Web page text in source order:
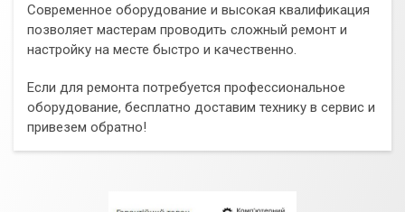
Современное оборудование и высокая квалификация
позволяет мастерам проводить сложный ремонт и
настройку на месте быстро и качественно.
Если для ремонта потребуется профессиональное
оборудование, бесплатно доставим технику в сервис и
привезем обратно!